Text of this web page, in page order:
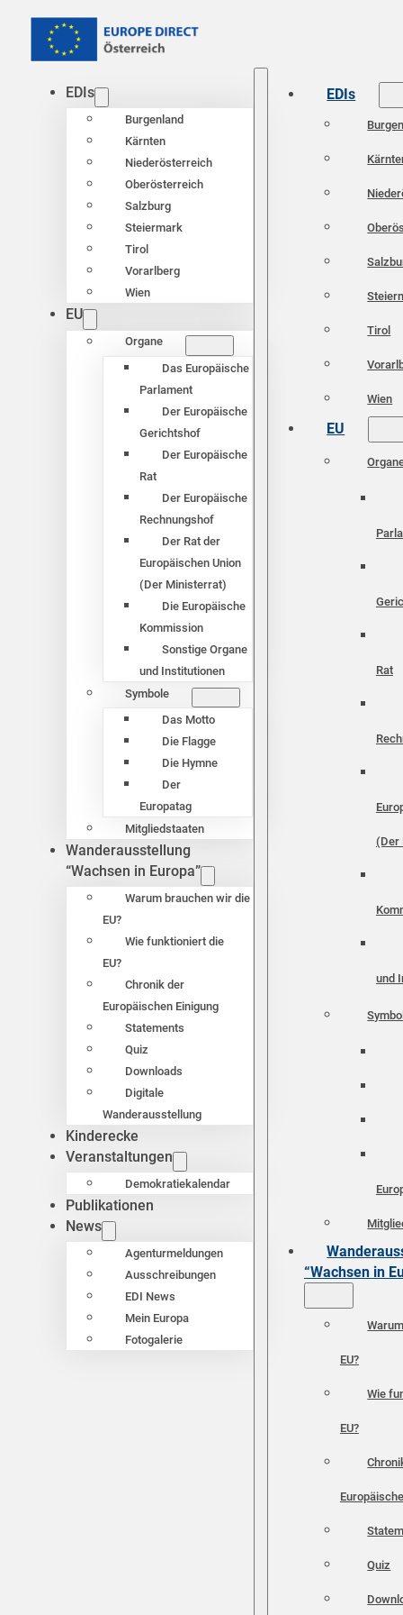
EDIs
Burgenland
Kärnten
Niederösterreich
Oberösterreich
Salzburg
Steiermark
Tirol
Vorarlberg
Wien
EU
Organe
Das Europäische
Parlament
Der Europäische
Gerichtshof
Der Europäische
Rat
Der Europäische
Rechnungshof
Der Rat der
Europäischen Union
(Der Ministerrat)
Die Europäische
Kommission
Sonstige Organe
und Institutionen
Symbole
Das Motto
Die Flagge
Die Hymne
Der
Europatag
Mitgliedstaaten
Wanderausstellung
“Wachsen in Europa”
Warum brauchen wir die
EU?
Wie funktioniert die
EU?
Chronik der
Europäischen Einigung
Statements
Quiz
Downloads
Digitale
Wanderausstellung
Kinderecke
Veranstaltungen
Demokratiekalendar
Publikationen
News
Agenturmeldungen
Ausschreibungen
EDI News
Mein Europa
Fotogalerie
EDIs
Tirol
Wien
EU
Rat
(Der
und
“Wachsen in
EU?
Wie
EU?
Quiz